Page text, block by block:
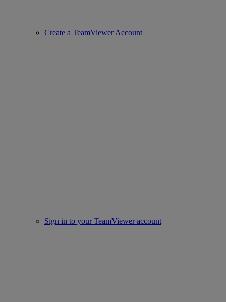
Create a TeamViewer Account
Sign in to your TeamViewer account